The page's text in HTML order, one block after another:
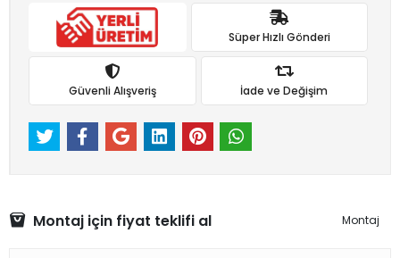
Süper Hızlı Gönderi
Güvenli Alışveriş İade ve Değişim
Montaj için fiyat teklifi al Montaj